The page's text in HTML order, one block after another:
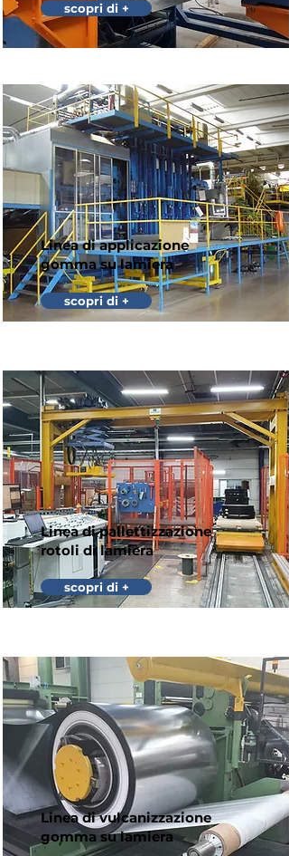
scopri di +
Linea di applicazione
gomma su lamiera
scopri di +
Linea di pallettizzazione
rotoli di lamiera
scopri di +
Linea di vulcanizzazione
gomma su lamiera